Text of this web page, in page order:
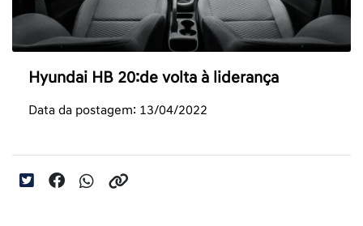
Hyundai HB 20:de volta à liderança
Data da postagem: 13/04/2022